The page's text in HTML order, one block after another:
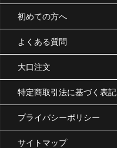
初めての方へ
よくある質問
大口注文
特定商取引法に基づく表記
プライバシーポリシー
サイトマップ